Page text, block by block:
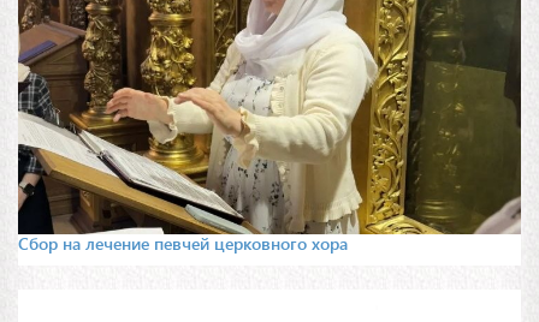
Сбор на лечение певчей церковного хора